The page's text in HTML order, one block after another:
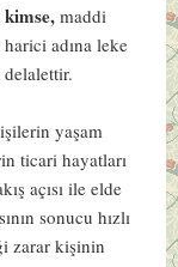
kimse, maddi
adına leke
yaşam
ticari hayatları
açısı ile elde
sonucu hızlı
zarar kişinin